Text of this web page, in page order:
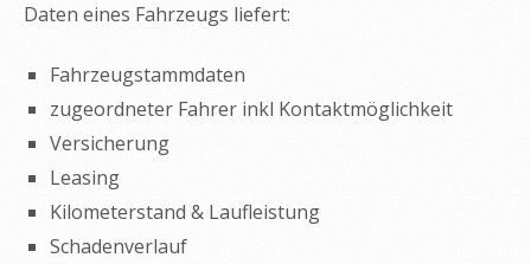
Daten eines Fahrzeugs liefert:
Fahrzeugstammdaten
zugeordneter Fahrer inkl Kontaktmöglichkeit
Versicherung
Leasing
Kilometerstand & Laufleistung
Schadenverlauf